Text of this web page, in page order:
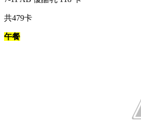
共479卡
午餐